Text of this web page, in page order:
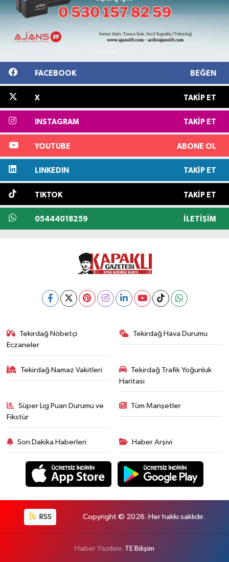
FACEBOOK BEĞEN
X TAKIP ET
INSTAGRAM TAKIP ET
YOUTUBE ABONE OL
LINKEDIN TAKIP ET
TIKTOK TAKIP ET
05444018259 İLETIŞIM
Tekirdağ Nöbetçi
Eczaneler
Tekirdağ Hava Durumu
Tekirdağ Namaz Vakitleri
Tekirdağ Trafik Yoğunluk
Haritası
Süper Lig Puan Durumu ve
Fikstür
Tüm Manşetler
Son Dakika Haberleri Haber Arşivi
RSS Copyright © 2026. Her hakkı saklıdır.
Haber Yazılımı: TE Bilişim